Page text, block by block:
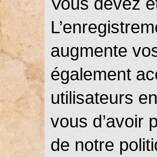
augmente
également
utilisateurs
vous d’avoir
de notre